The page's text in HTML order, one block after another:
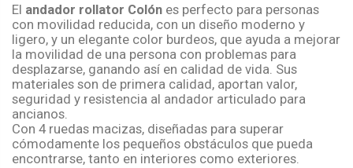
El andador rollator Colón es perfecto para personas
con movilidad reducida, con un diseño moderno y
ligero, y un elegante color burdeos, que ayuda a mejorar
la movilidad de una persona con problemas para
desplazarse, ganando así en calidad de vida. Sus
materiales son de primera calidad, aportan valor,
seguridad y resistencia al andador articulado para
ancianos.
Con 4 ruedas macizas, diseñadas para superar
cómodamente los pequeños obstáculos que pueda
encontrarse, tanto en interiores como exteriores.